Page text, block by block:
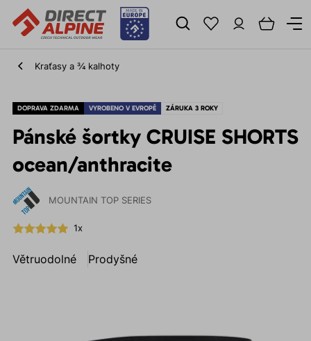
Kraťasy a ¾ kalhoty
DOPRAVA ZDARMA VYROBENO V EVROPĚ ZÁRUKA 3 ROKY
Pánské šortky CRUISE SHORTS
ocean/anthracite
MOUNTAIN TOP SERIES
1x
Větruodolné Prodyšné